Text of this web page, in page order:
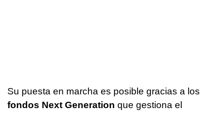
Su puesta en marcha es posible gracias a los
fondos Next Generation que gestiona el